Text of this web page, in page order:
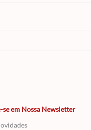
se em Nossa Newsletter